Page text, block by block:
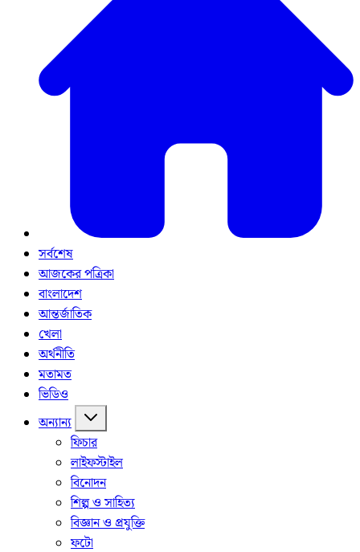
সর্বশেষ
আজকের পত্রিকা
বাংলাদেশ
আন্তর্জাতিক
খেলা
অর্থনীতি
মতামত
ভিডিও
অন্যান্য
ফিচার
লাইফস্টাইল
বিনোদন
শিল্প ও সাহিত্য
বিজ্ঞান ও প্রযুক্তি
ফটো